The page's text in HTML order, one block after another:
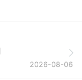
2026-08-06